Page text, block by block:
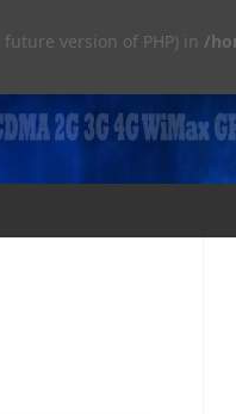
future version of PHP) in /